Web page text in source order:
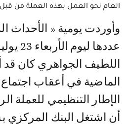
العام نحو العمل بهذه العملة من قبل
وأوردت يومية « الأحداث المغربية » في
اللطيف الجواهري كان قد
الماضية في أعقاب
الإطار التنظيمي للعملة
أن اشتغل البنك